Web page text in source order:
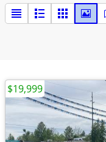
$19,999